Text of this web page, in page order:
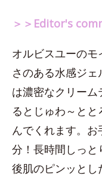
＞＞Editor's
オルビスユーのモ
さのある水感ジ
は濃密なクリー
るとじゅわ～と
んでくれます。
分！長時間しっと
後肌のピンッとし